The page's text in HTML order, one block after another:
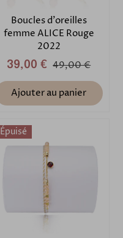
Boucles d'oreilles
femme ALICE Rouge
2022
39,00 € 49,00 €
Ajouter au panier
Épuisé